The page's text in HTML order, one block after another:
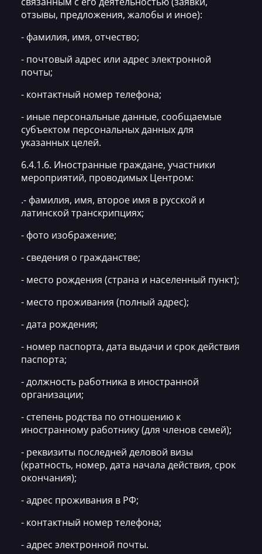
отзывы, предложения, жалобы и иное):
- фамилия, имя, отчество;
- почтовый адрес или адрес электронной
почты;
- контактный номер телефона;
- иные персональные данные, сообщаемые
субъектом персональных данных для
указанных целей.
6.4.1.6. Иностранные граждане, участники
мероприятий, проводимых Центром:
.- фамилия, имя, второе имя в русской и
латинской транскрипциях;
- фото изображение;
- сведения о гражданстве;
- место рождения (страна и населенный пункт);
- место проживания (полный адрес);
- дата рождения;
- номер паспорта, дата выдачи и срок действия
паспорта;
- должность работника в иностранной
организации;
- степень родства по отношению к
иностранному работнику (для членов семей);
- реквизиты последней деловой визы
(кратность, номер, дата начала действия, срок
окончания);
- адрес проживания в РФ;
- контактный номер телефона;
- адрес электронной почты.